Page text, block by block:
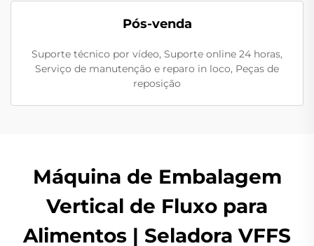
Pós-venda
Suporte técnico por vídeo, Suporte online 24 horas,
Serviço de manutenção e reparo in loco, Peças de
reposição
Máquina de Embalagem
Vertical de Fluxo para
Alimentos | Seladora VFFS